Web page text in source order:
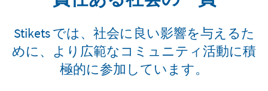
Stikets では、社会に良い影響を与えるた
めに、より広範なコミュニティ活動に積
極的に参加しています。